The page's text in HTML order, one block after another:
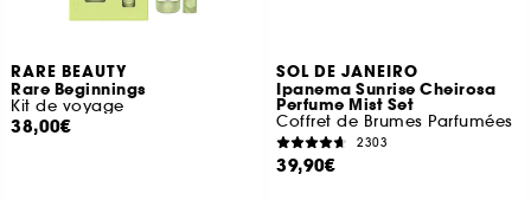
RARE BEAUTY
Rare Beginnings
Kit de voyage
38,00€
SOL DE JANEIRO
Ipanema Sunrise Cheirosa
Perfume Mist Set
Coffret de Brumes Parfumées
2303
39,90€